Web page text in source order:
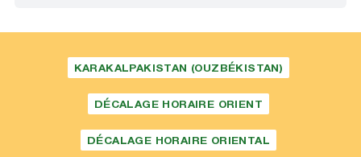
KARAKALPAKISTAN (OUZBÉKISTAN)
DÉCALAGE HORAIRE ORIENT
DÉCALAGE HORAIRE ORIENTAL